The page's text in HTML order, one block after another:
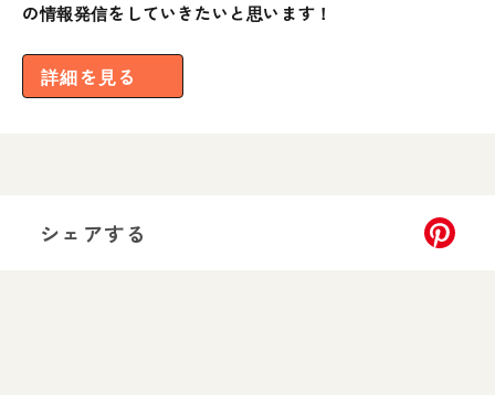
の情報発信をしていきたいと思います！
詳細を見る
シェアする